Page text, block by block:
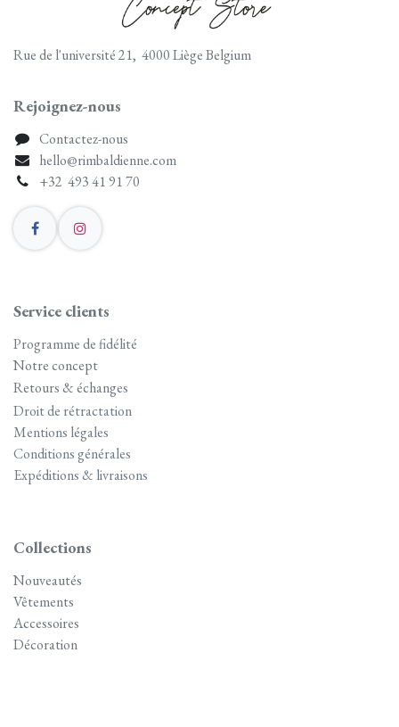
Rue de l'université 21, 4000 Liège Belgium
Rejoignez-nous
Contactez-nous
hello@rimbaldienne.com
+32 493 41 91 70
Service clients
Programme de fidélité
Notre concept
Retours & échanges
Droit de rétractation
Mentions légales
Conditions générales
Expéditions & livraisons
Collections
Nouveautés
Vêtements
Accessoires
Décoration